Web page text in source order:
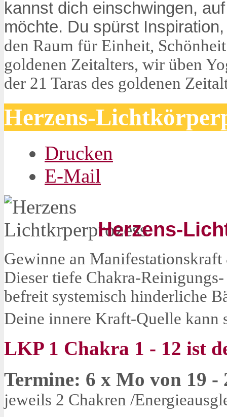
kannst dich einschwingen,
möchte. Du spürst
den Raum für Einheit,
goldenen Zeitalters, wir üben
der 21 Taras des goldenen
Herzens-
Drucken
E-Mail
Herzens-
Gewinne an
Dieser tiefe Chakra-
befreit systemisch hinderliche
Deine innere Kraft-Quelle kann
LKP 1 Chakra 1 - 12 ist
Termine: 6 x Mo von 19
jeweils 2 Chakren /